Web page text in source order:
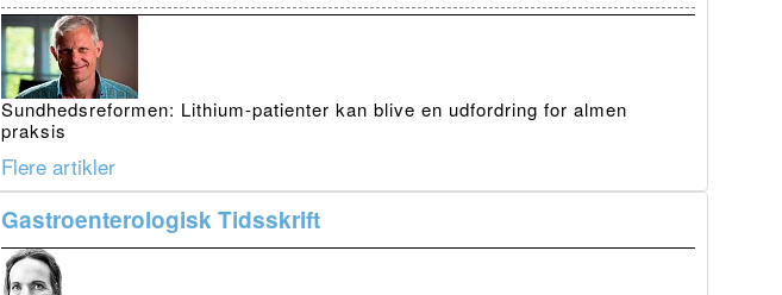
Sundhedsreformen: Lithium-patienter kan blive en udfordring for almen
praksis
Flere artikler
Gastroenterologisk Tidsskrift